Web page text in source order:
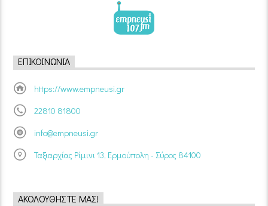
ΕΠΙΚΟΙΝΩΝΊΑ
https://www.empneusi.gr
22810 81800
info@empneusi.gr
Ταξιαρχίας Ρίμινι 13, Ερμούπολη - Σύρος 84100
ΑΚΟΛΟΥΘΉΣΤΕ ΜΑΣ!